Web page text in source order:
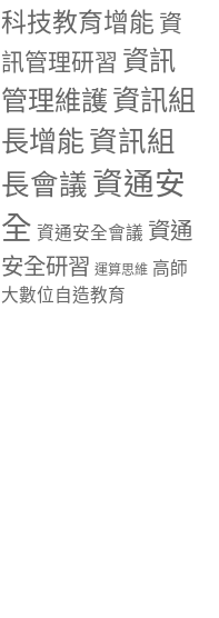
科技教育增能 資
訊管理研習 資訊
管理維護 資訊組
長增能資訊組
長會議 資通安
全 資通安全會議 資通
安全研習 運算思維 高師
大數位自造教育